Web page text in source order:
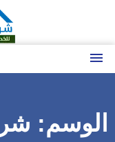
المحتوى
القائمة
الوسم: